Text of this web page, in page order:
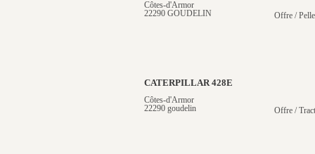
Côtes-d'Armor
22290 GOUDELIN
Offre /
CATERPILLAR 428E
Côtes-d'Armor
22290 goudelin
Offre /